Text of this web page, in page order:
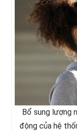
Bổ sung lượng
động của hệ